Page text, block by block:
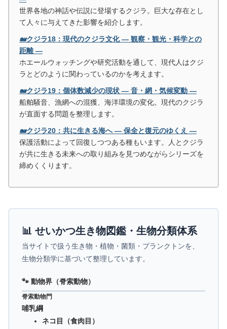
世界各地の神話や伝説に登場するクジラ。巨大な存在とし
て人々に与えてきた影響を紹介します。
🐋クジラ18：現代のクジラ文化 ― 観察・観光・科学との
距離 ―
ホエールウォッチングや研究活動を通して、現代人はクジ
ラとどのように関わっているのかを考えます。
🐋クジラ19：個体数減少の現状 ― 音・網・気候変動 ―
船舶騒音、漁網への混獲、海洋環境の変化。現代のクジラ
が直面する問題を整理します。
🐋クジラ20：共に生きる海へ ― 保全と復元のゆくえ ―
保護活動によって回復しつつある種もいます。人とクジラ
が共に生きる未来への取り組みを見つめながらシリーズを
締めくくります。
📊 せいかつ生き物図鑑・生物分類体系
当サイトで扱う生き物・植物・菌類・プランクトンを、
生物分類学に基づいて整理しています。
🐾 動物界（脊索動物）
脊索動物門
哺乳綱
ネコ目（食肉目）